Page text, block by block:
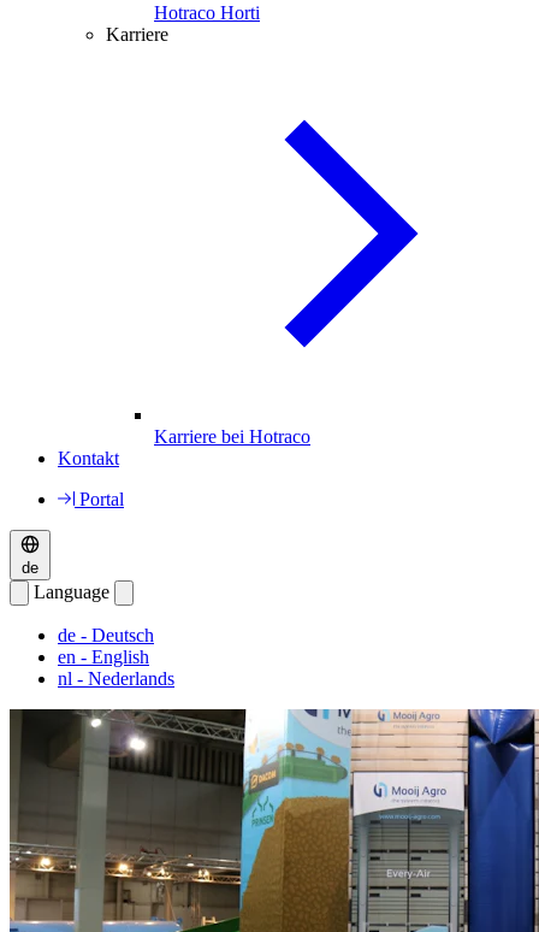
Hotraco Horti
Karriere
Karriere bei Hotraco
Kontakt
Portal
de
Language
de - Deutsch
en - English
nl - Nederlands